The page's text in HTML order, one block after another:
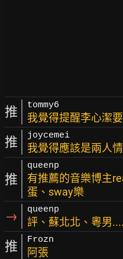
推 tommy6
我覺得提醒李心潔
推 joycemei
我覺得應該是兩人
推
queenp
有推薦的音樂博主
蛋、sway樂
→ queenp
評、蘇北北、粵男
推 Frozn
阿張